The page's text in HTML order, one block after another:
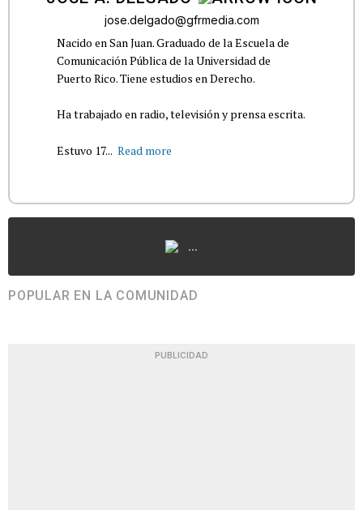
jose.delgado@gfrmedia.com
Nacido en San Juan. Graduado de la Escuela de
Comunicación Pública de la Universidad de
Puerto Rico. Tiene estudios en Derecho.
Ha trabajado en radio, televisión y prensa escrita.
Estuvo 17... Read more
...
POPULAR EN LA COMUNIDAD
PUBLICIDAD